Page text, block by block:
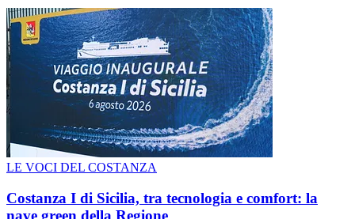
LE VOCI DEL COSTANZA
Costanza I di Sicilia, tra tecnologia e comfort: la
nave green della Regione